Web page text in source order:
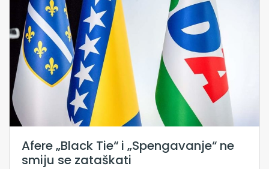
Afere „Black Tie“ i „Spengavanje“ ne
smiju se zataškati